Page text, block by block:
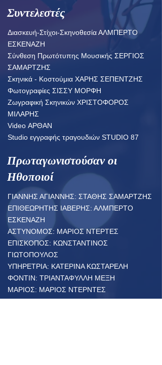
Συντελεστές
Διασκευή-Στίχοι-Σκηνοθεσία ΑΛΜΠΕΡΤΟ
ΕΣΚΕΝΑΖΗ
Σύνθεση Πρωτότυπης Μουσικής ΣΕΡΓΙΟΣ
ΣΑΜΑΡΤΖΗΣ
Σκηνικά - Κοστούμια ΧΑΡΗΣ ΣΕΠΕΝΤΖΗΣ
Φωτογραφίες ΣΙΣΣΥ ΜΟΡΦΗ
Ζωγραφική Σκηνικών ΧΡΙΣΤΟΦΟΡΟΣ
ΜΙΛΑΡΗΣ
Video ΑΡΘΑΝ
Studio εγγραφής τραγουδιών STUDIO 87
Πρωταγωνιστούσαν οι
Ηθοποιοί
ΓΙΑΝΝΗΣ ΑΓΙΑΝΝΗΣ: ΣΤΑΘΗΣ ΣΑΜΑΡΤΖΗΣ
ΕΠΙΘΕΩΡΗΤΗΣ ΙΑΒΕΡΗΣ: ΑΛΜΠΕΡΤΟ
ΕΣΚΕΝΑΖΗ
ΑΣΤΥΝΟΜΟΣ: ΜΑΡΙΟΣ ΝΤΕΡΤΕΣ
ΕΠΙΣΚΟΠΟΣ: ΚΩΝΣΤΑΝΤΙΝΟΣ
ΓΙΩΤΟΠΟΥΛΟΣ
ΥΠΗΡΕΤΡΙΑ: ΚΑΤΕΡΙΝΑ ΚΩΣΤΑΡΕΛΗ
ΦΟΝΤΙΝ: ΤΡΙΑΝΤΑΦΥΛΛΗ ΜΕΞΗ
ΜΑΡΙΟΣ: ΜΑΡΙΟΣ ΝΤΕΡΝΤΕΣ
ΤΙΤΙΚΑ: ΤΡΙΑΝΤΑΦΥΛΛΗ ΜΕΞΗ